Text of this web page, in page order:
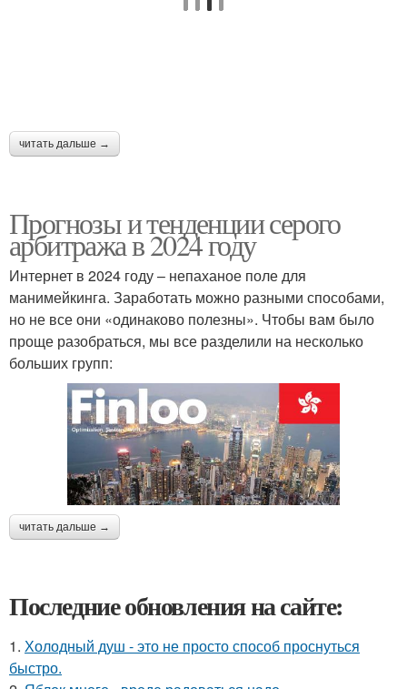
читать дальше →
Прогнозы и тенденции серого
арбитража в 2024 году
Интернет в 2024 году – непаханое поле для
манимейкинга. Заработать можно разными способами,
но не все они «одинаково полезны». Чтобы вам было
проще разобраться, мы все разделили на несколько
больших групп:
читать дальше →
Последние обновления на сайте:
1. Холодный душ - это не просто способ проснуться
быстро.